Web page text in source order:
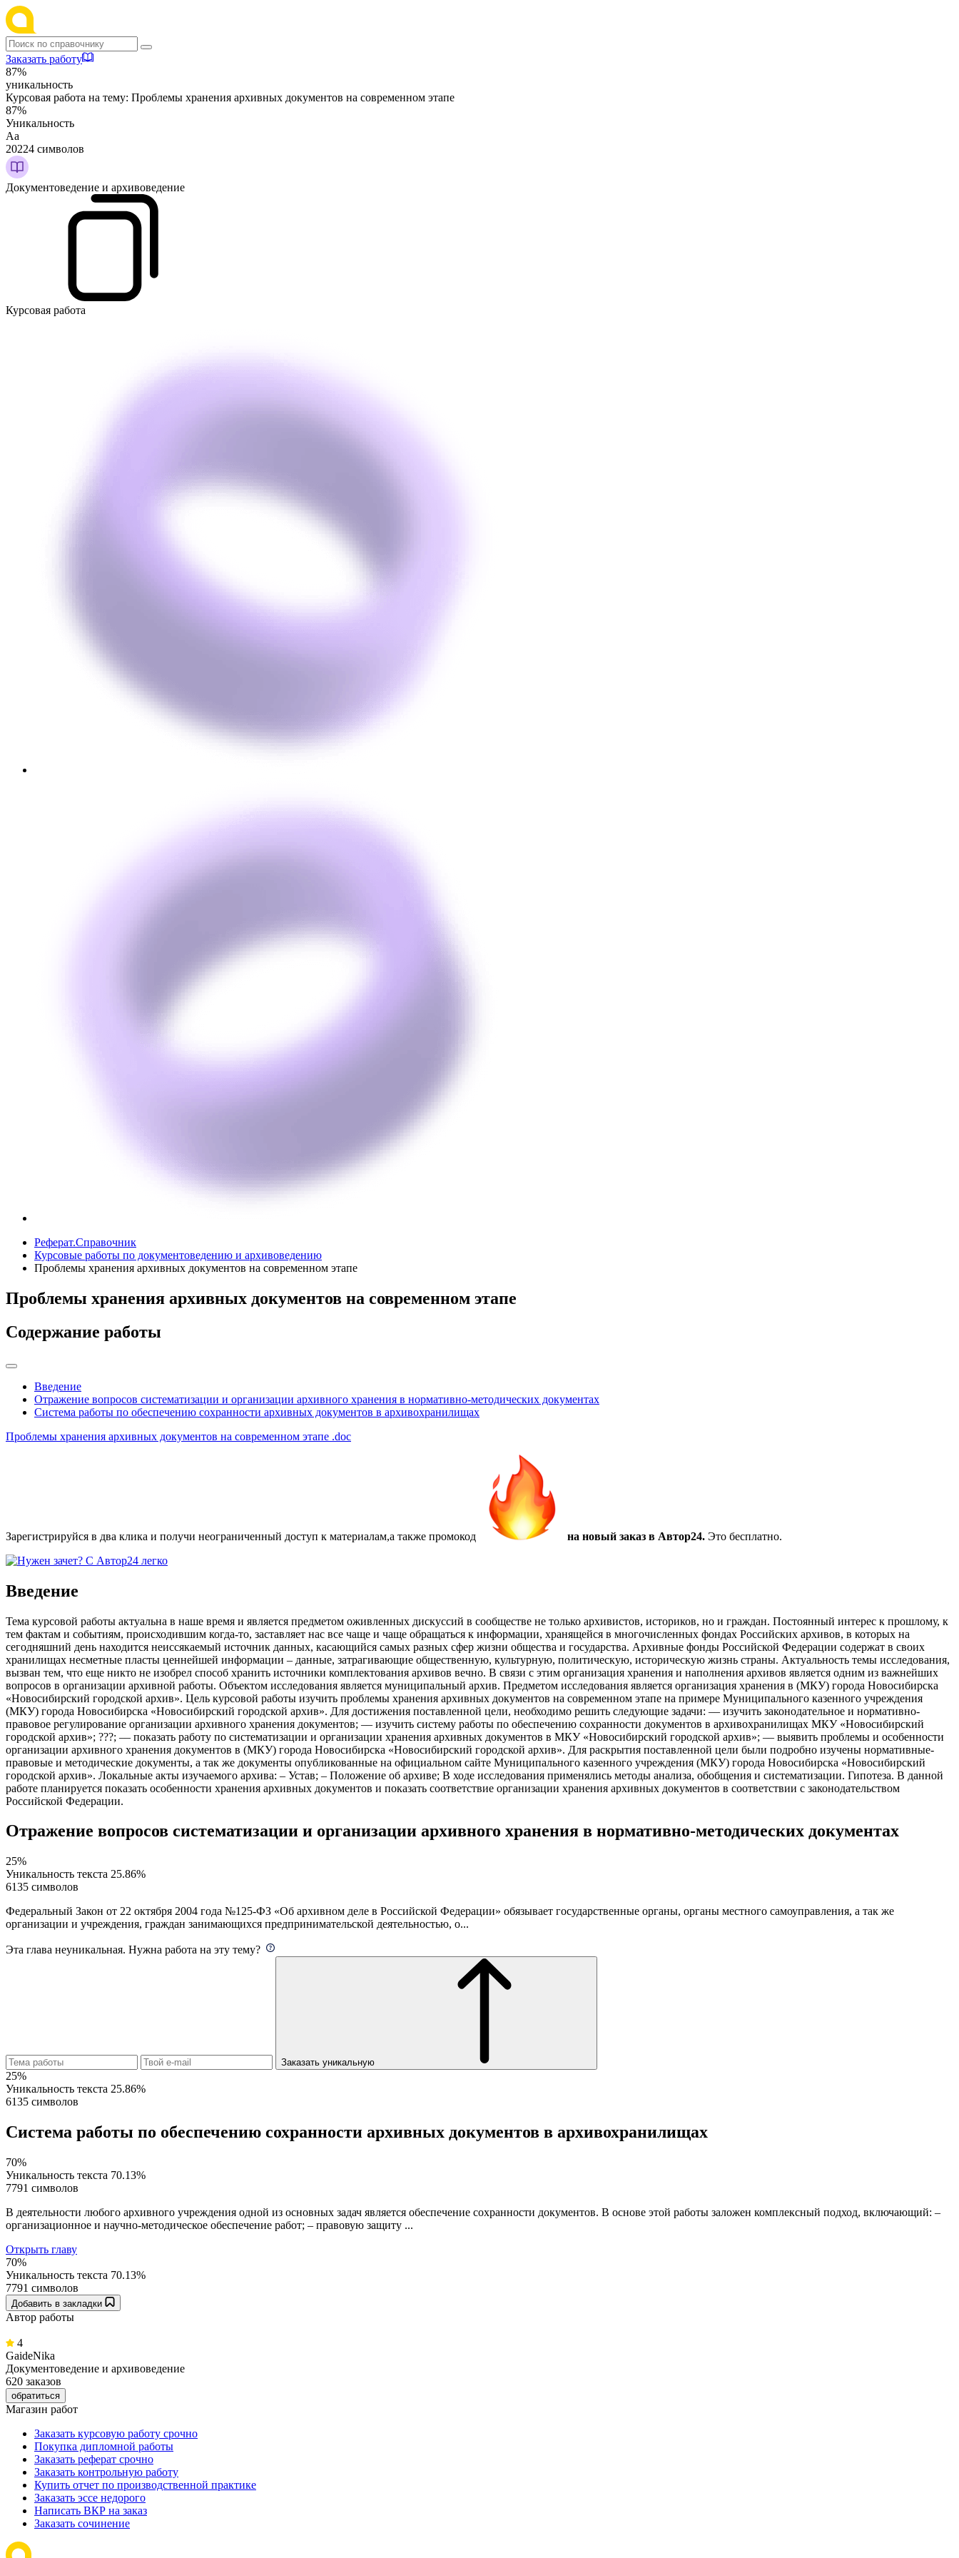
Заказать работу
87%
уникальность
Курсовая работа на тему: Проблемы хранения архивных документов на современном этапе
87%
Уникальность
Аа
20224 символов
Документоведение и архивоведение
Курсовая работа
Реферат.Справочник
Курсовые работы по документоведению и архивоведению
Проблемы хранения архивных документов на современном этапе
Проблемы хранения архивных документов на современном этапе
Содержание работы
Введение
Отражение вопросов систематизации и организации архивного хранения в нормативно-методических документах
Система работы по обеспечению сохранности архивных документов в архивохранилищах
Проблемы хранения архивных документов на современном этапе .doc
Зарегистрируйся в два клика и получи неограниченный доступ к материалам,а также промокод на новый заказ в Автор24. Это бесплатно.
Введение
Тема курсовой работы актуальна в наше время и является предметом оживленных дискуссий в сообществе не только архивистов, историков, но и граждан. Постоянный интерес к прошлому, к
тем фактам и событиям, происходившим когда-то, заставляет нас все чаще и чаще обращаться к информации, хранящейся в многочисленных фондах Российских архивов, в которых на
сегодняшний день находится неиссякаемый источник данных, касающийся самых разных сфер жизни общества и государства. Архивные фонды Российской Федерации содержат в своих
хранилищах несметные пласты ценнейшей информации – данные, затрагивающие общественную, культурную, политическую, историческую жизнь страны. Актуальность темы исследования,
вызван тем, что еще никто не изобрел способ хранить источники комплектования архивов вечно. В связи с этим организация хранения и наполнения архивов является одним из важнейших
вопросов в организации архивной работы. Объектом исследования является муниципальный архив. Предметом исследования является организация хранения в (МКУ) города Новосибирска
«Новосибирский городской архив». Цель курсовой работы изучить проблемы хранения архивных документов на современном этапе на примере Муниципального казенного учреждения
(МКУ) города Новосибирска «Новосибирский городской архив». Для достижения поставленной цели, необходимо решить следующие задачи: –– изучить законодательное и нормативно-
правовое регулирование организации архивного хранения документов; –– изучить систему работы по обеспечению сохранности документов в архивохранилищах МКУ «Новосибирский
городской архив»; ???; –– показать работу по систематизации и организации хранения архивных документов в МКУ «Новосибирский городской архив»; –– выявить проблемы и особенности
организации архивного хранения документов в (МКУ) города Новосибирска «Новосибирский городской архив». Для раскрытия поставленной цели были подробно изучены нормативные-
правовые и методические документы, а так же документы опубликованные на официальном сайте Муниципального казенного учреждения (МКУ) города Новосибирска «Новосибирский
городской архив». Локальные акты изучаемого архива: – Устав; – Положение об архиве; В ходе исследования применялись методы анализа, обобщения и систематизации. Гипотеза. В данной
работе планируется показать особенности хранения архивных документов и показать соответствие организации хранения архивных документов в соответствии с законодательством
Российской Федерации.
Отражение вопросов систематизации и организации архивного хранения в нормативно-методических документах
25%
Уникальность текста 25.86%
6135 символов
Федеральный Закон от 22 октября 2004 года №125-ФЗ «Об архивном деле в Российской Федерации» обязывает государственные органы, органы местного самоуправления, а так же
организации и учреждения, граждан занимающихся предпринимательской деятельностью, о...
Эта глава неуникальная. Нужна работа на эту тему?
Заказать уникальную
25%
Уникальность текста 25.86%
6135 символов
Система работы по обеспечению сохранности архивных документов в архивохранилищах
70%
Уникальность текста 70.13%
7791 символов
В деятельности любого архивного учреждения одной из основных задач является обеспечение сохранности документов. В основе этой работы заложен комплексный подход, включающий: –
организационное и научно-методическое обеспечение работ; – правовую защиту ...
Открыть главу
70%
Уникальность текста 70.13%
7791 символов
Добавить в закладки
Автор работы
4
GaideNika
Документоведение и архивоведение
620 заказов
обратиться
Магазин работ
Заказать курсовую работу срочно
Покупка дипломной работы
Заказать реферат срочно
Заказать контрольную работу
Купить отчет по производственной практике
Заказать эссе недорого
Написать ВКР на заказ
Заказать сочинение